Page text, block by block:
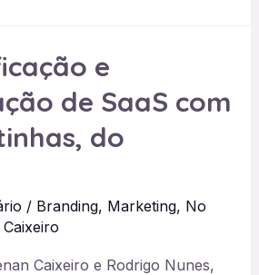
e
de SaaS com
do
/ Branding, Marketing, No
Caixeiro e Rodrigo Nunes,